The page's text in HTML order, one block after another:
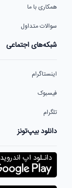
همکاری با ما
سوالات متداول
شبکه‌های اجتماعی
اینستاگرام
فیسبوک
تلگرام
دانلود بیپ‌تونز